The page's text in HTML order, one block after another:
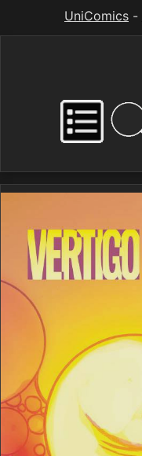
UniComics -